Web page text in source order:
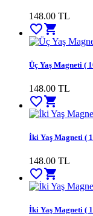
148.00 TL
favorite_bordershopping_cart
Üç Yaş Magneti (
148.00 TL
favorite_bordershopping_cart
İki Yaş Magneti (
148.00 TL
favorite_bordershopping_cart
İki Yaş Magneti (